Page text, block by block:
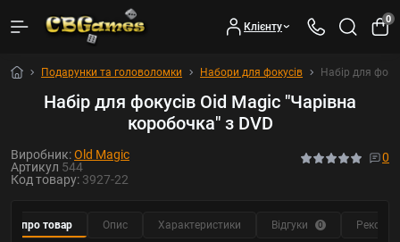
Клієнту
0
Подарунки та головоломки Набори для фокусів Набір для
Набір для фокусів Oid Magic "Чарівна
коробочка" з DVD
Виробник:Old Magic
Артикул 544
Код товару: 3927-22
0
Все про товар Опис Характеристики Відгуки 0